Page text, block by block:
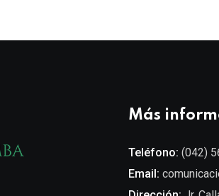
Más
Teléfono: (042)
Email: